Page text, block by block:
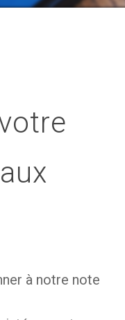
à notre note